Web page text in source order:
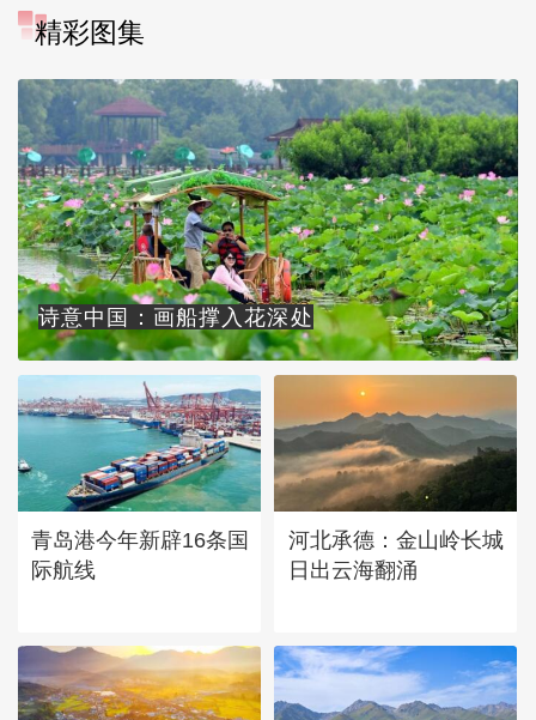
精彩图集
诗意中国：画船撑入花深处
青岛港今年新辟16条国
际航线
河北承德：金山岭长城
日出云海翻涌